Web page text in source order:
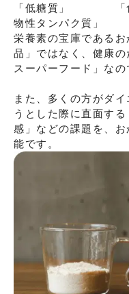
「低糖質」　　　　
物性タンパク質」
栄養素の宝庫である
品」ではなく、健康
スーパーフード」なの
また、多くの⽅がダ
うとした際に直⾯す
感」などの課題を、
能です。